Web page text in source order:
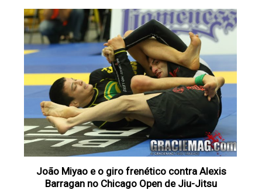
João Miyao e o giro frenético contra Alexis
Barragan no Chicago Open de Jiu-Jitsu